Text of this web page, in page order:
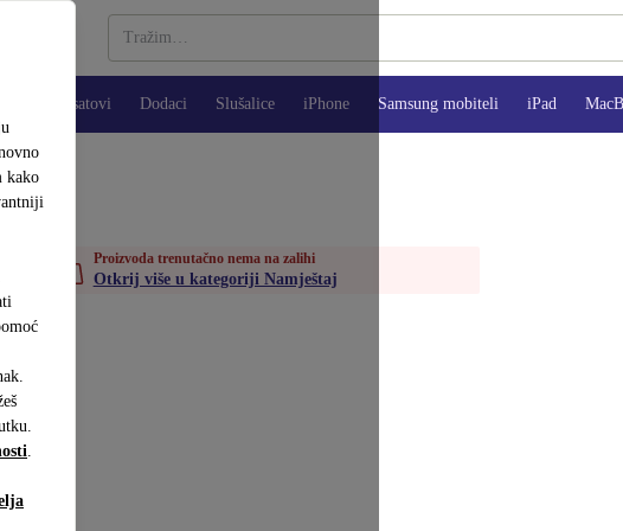
kako
.
Pametni satovi Dodaci Slušalice iPhone Samsung mobiteli iPad
Proizvoda trenutačno nema na zalihi
Otkrij više u kategoriji Namještaj